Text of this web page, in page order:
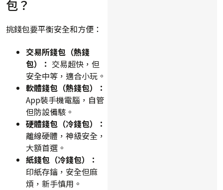
包？
挑錢包要平衡安全和方便：
交易所錢包（熱錢
包）： 交易超快，但
安全中等，適合小玩。
軟體錢包（熱錢包）：
App裝手機電腦，自管
但防設備駭。
硬體錢包（冷錢包）：
離線硬體，神級安全，
大額首選。
紙錢包（冷錢包）：
印紙存鑰，安全但麻
煩，新手慎用。